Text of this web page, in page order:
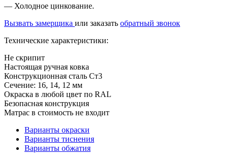
— Холодное цинкование.
Вызвать замерщика или заказать обратный звонок
Технические характеристики:
Не скрипит
Настоящая ручная ковка
Конструкционная сталь Ст3
Сечение: 16, 14, 12 мм
Окраска в любой цвет по RAL
Безопасная конструкция
Матрас в стоимость не входит
Варианты окраски
Варианты тиснения
Варианты обжатия